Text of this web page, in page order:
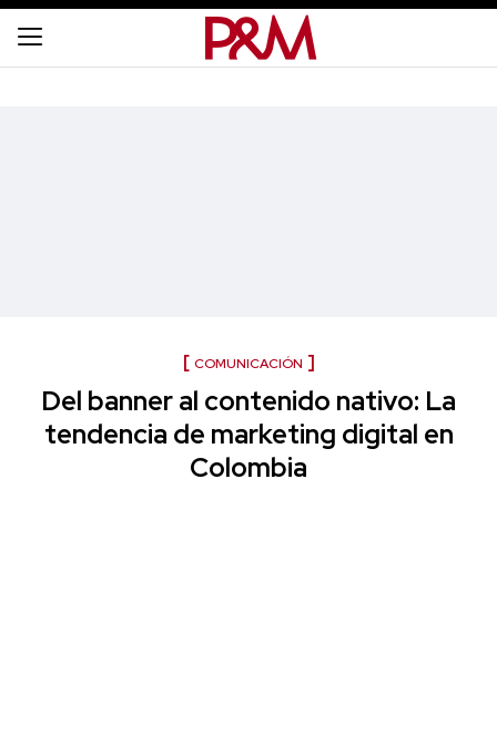
COMUNICACIÓN
Del banner al contenido nativo: La
tendencia de marketing digital en
Colombia